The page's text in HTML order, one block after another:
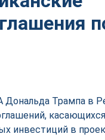
Дональда Трампа в
инвестиций в